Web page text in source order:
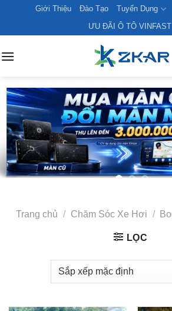
content
Giới Thiệu Đào Tạo Tuyển Dụng
ƯU ĐÃI Ô TÔ VINFAST